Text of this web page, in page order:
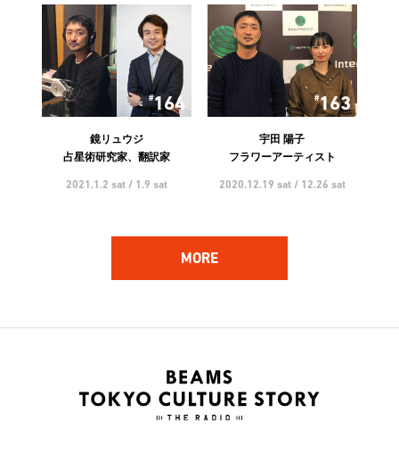
164
鏡リュウジ
占星術研究家、翻訳家
2021.1.2 sat / 1.9 sat
163
宇田 陽子
フラワーアーティスト
2020.12.19 sat / 12.26 sat
2020.12.5 sat / 12.12 sat
2020.11.21 sat / 11.28 sat
MORE